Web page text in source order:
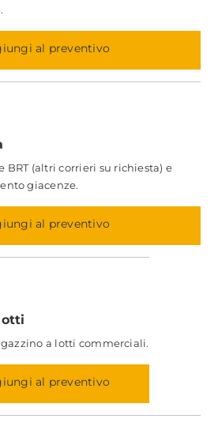
al preventivo
BRT (altri corrieri su richiesta) e
giacenze.
al preventivo
a lotti commerciali.
al preventivo